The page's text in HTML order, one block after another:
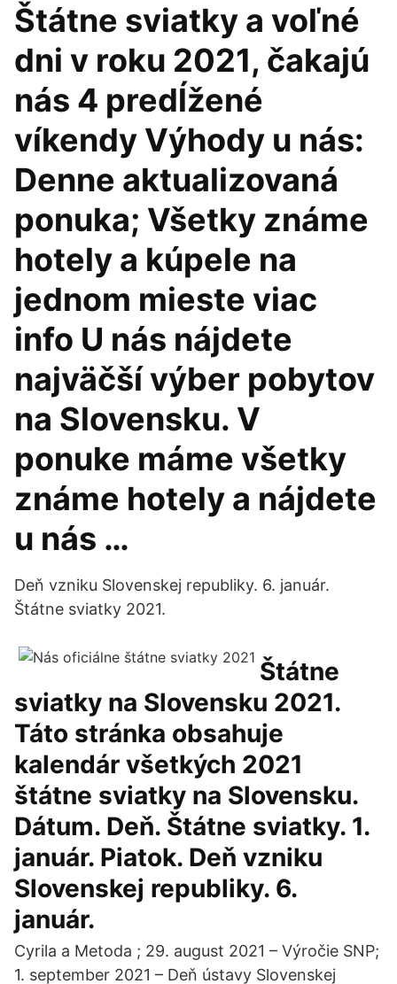
Štátne sviatky a voľné
dni v roku 2021, čakajú
nás 4 predĺžené
víkendy Výhody u nás:
Denne aktualizovaná
ponuka; Všetky známe
hotely a kúpele na
jednom mieste viac
info U nás nájdete
najväčší výber pobytov
na Slovensku. V
ponuke máme všetky
známe hotely a nájdete
u nás …
Deň vzniku Slovenskej republiky. 6. január.
Štátne sviatky 2021.
Štátne
sviatky na Slovensku 2021.
Táto stránka obsahuje
kalendár všetkých 2021
štátne sviatky na Slovensku.
Dátum. Deň. Štátne sviatky. 1.
január. Piatok. Deň vzniku
Slovenskej republiky. 6.
január.
Cyrila a Metoda ; 29. august 2021 – Výročie SNP;
1. september 2021 – Deň ústavy Slovenskej